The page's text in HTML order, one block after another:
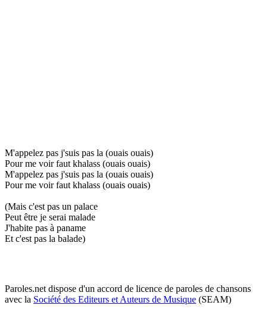
M'appelez pas j'suis pas la (ouais ouais)
Pour me voir faut khalass (ouais ouais)
M'appelez pas j'suis pas la (ouais ouais)
Pour me voir faut khalass (ouais ouais)
(Mais c'est pas un palace
Peut être je serai malade
J'habite pas à paname
Et c'est pas la balade)
Paroles.net dispose d'un accord de licence de paroles de chansons
avec la Société des Editeurs et Auteurs de Musique (SEAM)